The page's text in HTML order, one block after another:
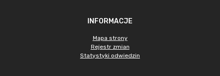
INFORMACJE
Mapa strony
Rejestr zmian
Statystyki odwiedzin